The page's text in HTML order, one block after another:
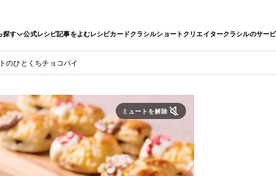
探す 公式レシピ記事をよむレシピカードクラシルショートクリエイタークラシルのサー
のひとくちチョコパイ
ミュートを解除